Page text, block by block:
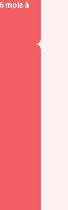
mois à